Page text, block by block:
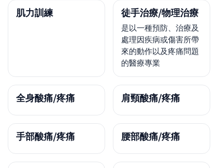
肌力訓練 徒手治療/物理治療
是以一種預防、治療及
處理因疾病或傷害所帶
來的動作以及疼痛問題
的醫療專業
全身酸痛/疼痛 肩頸酸痛/疼痛
手部酸痛/疼痛 腰部酸痛/疼痛